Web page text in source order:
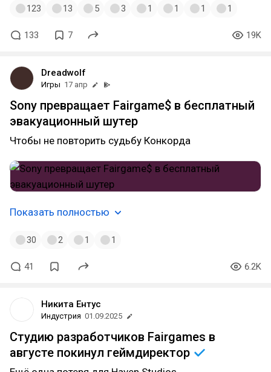
123 13 5 3 1 1 1 1
133 7 19K
Dreadwolf
Игры 17 апр
Sony превращает Fairgame$ в бесплатный
эвакуационный шутер
Чтобы не повторить судьбу Конкорда
Показать полностью
30 2 1 1
41 6.2K
Никита Ентус
Индустрия 01.09.2025
Студию разработчиков Fairgames в
августе покинул геймдиректор